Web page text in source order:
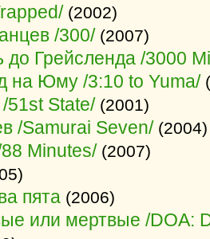
(2002)
/300/ (2007)
до Грейсленда /3000
на Юму /3:10 to Yuma/
51st State/ (2001)
/Samurai Seven/ (2004)
Minutes/ (2007)
пята (2006)
или мертвые /DOA: